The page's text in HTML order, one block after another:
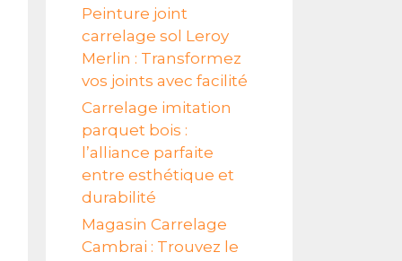
Peinture joint
carrelage sol Leroy
Merlin : Transformez
vos joints avec facilité
Carrelage imitation
parquet bois :
l’alliance parfaite
entre esthétique et
durabilité
Magasin Carrelage
Cambrai : Trouvez le